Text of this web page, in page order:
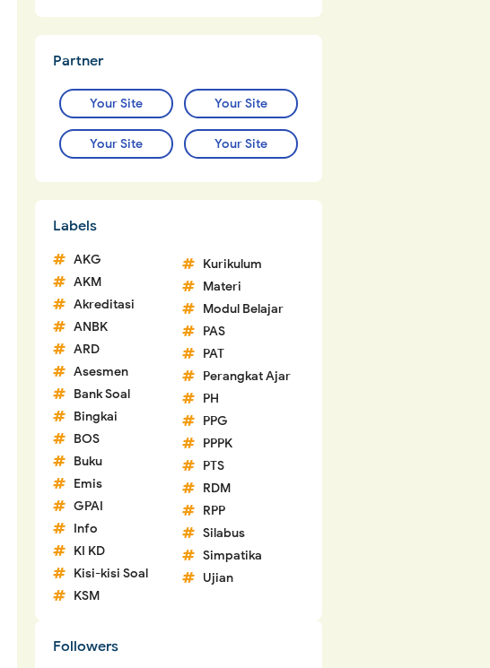
Partner
Your Site Your Site
Your Site Your Site
Labels
AKG
AKM
Akreditasi
ANBK
ARD
Asesmen
Bank Soal
Bingkai
BOS
Buku
Emis
GPAI
Info
KI KD
Kisi-kisi Soal
KSM
Kurikulum
Materi
Modul Belajar
PAS
PAT
Perangkat Ajar
PH
PPG
PPPK
PTS
RDM
RPP
Silabus
Simpatika
Ujian
Followers